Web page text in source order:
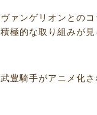
ァンゲリオンとの
極的な取り組みが
豊騎手がアニメ化